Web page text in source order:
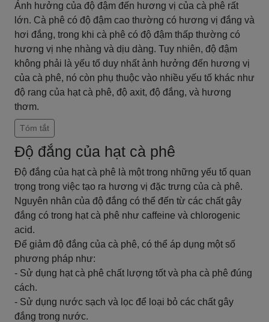
Ảnh hưởng của độ đậm đến hương vị của cà phê rất
lớn. Cà phê có độ đậm cao thường có hương vị đắng và
hơi đắng, trong khi cà phê có độ đậm thấp thường có
hương vị nhẹ nhàng và dịu dàng. Tuy nhiên, độ đậm
không phải là yếu tố duy nhất ảnh hưởng đến hương vị
của cà phê, nó còn phụ thuộc vào nhiều yếu tố khác như
độ rang của hạt cà phê, độ axit, độ đắng, và hương
thơm.
Tóm tắt
Độ đắng của hạt cà phê
Độ đắng của hạt cà phê là một trong những yếu tố quan
trọng trong việc tạo ra hương vị đặc trưng của cà phê.
Nguyên nhân của độ đắng có thể đến từ các chất gây
đắng có trong hạt cà phê như caffeine và chlorogenic
acid.
Để giảm độ đắng của cà phê, có thể áp dụng một số
phương pháp như:
- Sử dụng hạt cà phê chất lượng tốt và pha cà phê đúng
cách.
- Sử dụng nước sạch và lọc để loại bỏ các chất gây
đắng trong nước.